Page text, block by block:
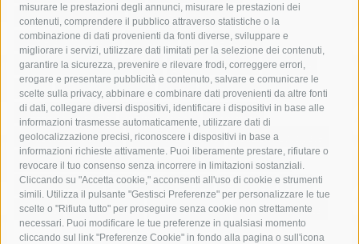
misurare le prestazioni degli annunci, misurare le prestazioni dei
contenuti, comprendere il pubblico attraverso statistiche o la
combinazione di dati provenienti da fonti diverse, sviluppare e
migliorare i servizi, utilizzare dati limitati per la selezione dei contenuti,
garantire la sicurezza, prevenire e rilevare frodi, correggere errori,
erogare e presentare pubblicità e contenuto, salvare e comunicare le
scelte sulla privacy, abbinare e combinare dati provenienti da altre fonti
di dati, collegare diversi dispositivi, identificare i dispositivi in base alle
informazioni trasmesse automaticamente, utilizzare dati di
geolocalizzazione precisi, riconoscere i dispositivi in base a
informazioni richieste attivamente. Puoi liberamente prestare, rifiutare o
revocare il tuo consenso senza incorrere in limitazioni sostanziali.
Cliccando su "Accetta cookie," acconsenti all'uso di cookie e strumenti
simili. Utilizza il pulsante "Gestisci Preferenze" per personalizzare le tue
scelte o "Rifiuta tutto" per proseguire senza cookie non strettamente
necessari. Puoi modificare le tue preferenze in qualsiasi momento
cliccando sul link "Preferenze Cookie" in fondo alla pagina o sull'icona
comune di sorrento
concerto
contagi
costiera amalfitana
covid-19 eav
elezioni
fondazione sorrento
gori guardia costiera
incidente
lavori
lorenzo balducelli mare
massa lubrense
massimo coppola
Meta napoli
ordinanza
penisola sorrentina
piano di sorrento
polizia municipale
protezione civile
Regione Campania
sant'agnello
sindaco cuomo
sorrento studenti temporali
treni
turismo
Vico Equense villa fiorentino vincenzo de luca